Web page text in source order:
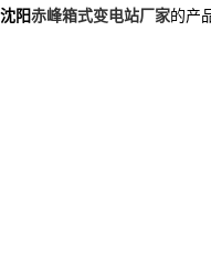
沈阳赤峰箱式变电站厂家的产